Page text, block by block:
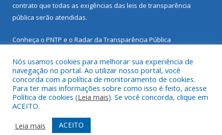
contrato que todas as exigências das leis de transparência
pública serão atendidas.
Conheça o PNTP e o Radar da Transparência Pública
Todos os direitos reservados a Prefeitura Municipal de Santarém
Novo.
Mapa do Site
Acessar Área Administrativa
Nós usamos cookies para melhorar sua experiência de
navegação no portal. Ao utilizar nosso portal, você
concorda com a política de monitoramento de cookies.
Para ter mais informações sobre como isso é feito, acesse
Política de cookies (Leia mais). Se você concorda, clique em
ACEITO.
Leia mais
ACEITO